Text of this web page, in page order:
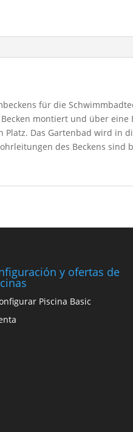
für die
montiert und über
Platz. Das Gartenbad wird
des Beckens
y ofertas de
Piscina Basic